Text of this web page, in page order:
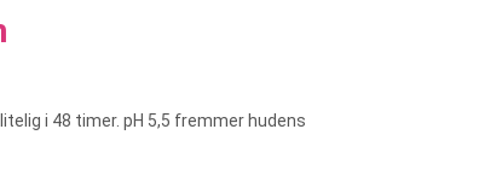
i 48 timer. pH 5,5 fremmer hudens